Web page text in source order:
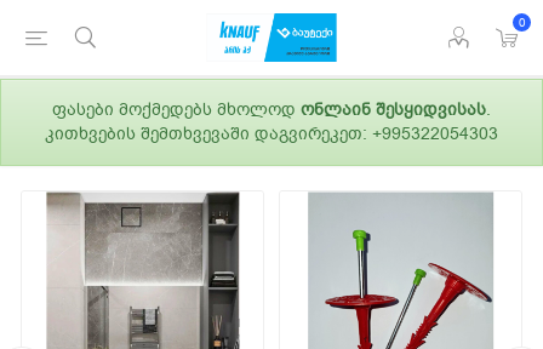
0
ფასები მოქმედებს მხოლოდ ონლაინ შესყიდვისას.
კითხვების შემთხვევაში დაგვირეკეთ: +995322054303